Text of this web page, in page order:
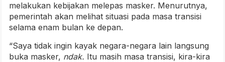
melakukan kebijakan melepas masker. Menurutnya,
pemerintah akan melihat situasi pada masa transisi
selama enam bulan ke depan.
“Saya tidak ingin kayak negara-negara lain langsung
buka masker, ndak. Itu masih masa transisi, kira-kira